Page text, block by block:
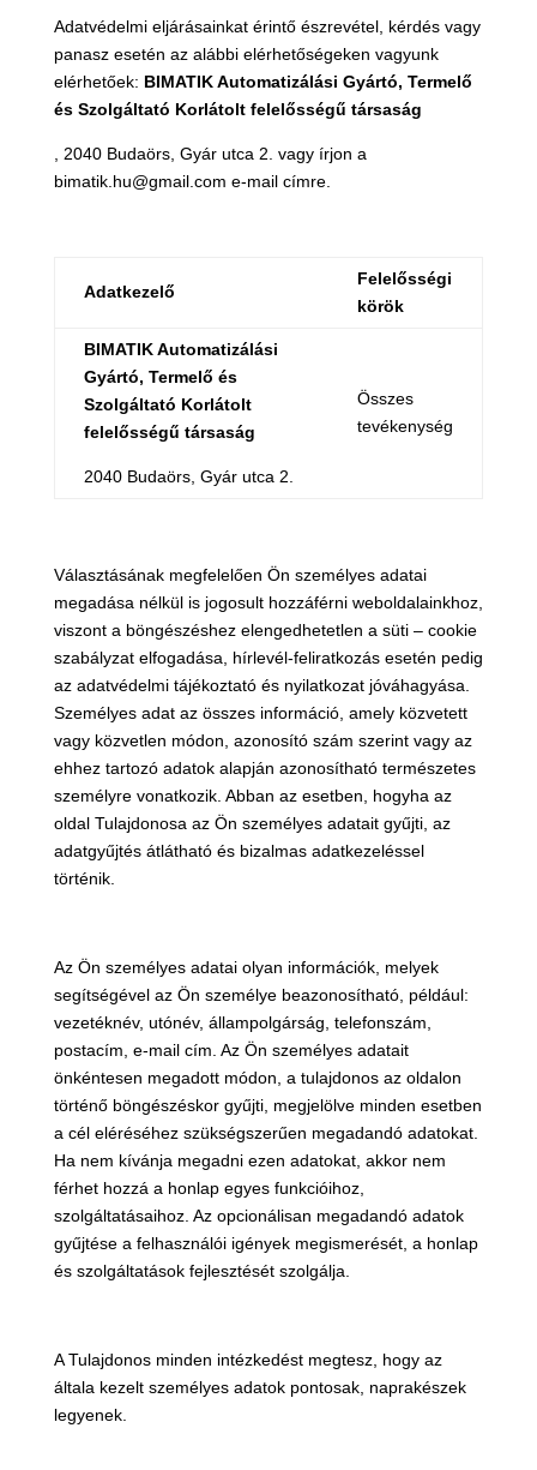
Adatvédelmi eljárásainkat érintő észrevétel, kérdés vagy
panasz esetén az alábbi elérhetőségeken vagyunk
elérhetőek: BIMATIK Automatizálási Gyártó, Termelő
és Szolgáltató Korlátolt felelősségű társaság
, 2040 Budaörs, Gyár utca 2. vagy írjon a
bimatik.hu@gmail.com e-mail címre.
Adatkezelő
Felelősségi
körök
BIMATIK Automatizálási
Gyártó, Termelő és
Szolgáltató Korlátolt
felelősségű társaság
2040 Budaörs, Gyár utca 2.
Összes
tevékenység
Választásának megfelelően Ön személyes adatai
megadása nélkül is jogosult hozzáférni weboldalainkhoz,
viszont a böngészéshez elengedhetetlen a süti – cookie
szabályzat elfogadása, hírlevél-feliratkozás esetén pedig
az adatvédelmi tájékoztató és nyilatkozat jóváhagyása.
Személyes adat az összes információ, amely közvetett
vagy közvetlen módon, azonosító szám szerint vagy az
ehhez tartozó adatok alapján azonosítható természetes
személyre vonatkozik. Abban az esetben, hogyha az
oldal Tulajdonosa az Ön személyes adatait gyűjti, az
adatgyűjtés átlátható és bizalmas adatkezeléssel
történik.
Az Ön személyes adatai olyan információk, melyek
segítségével az Ön személye beazonosítható, például:
vezetéknév, utónév, állampolgárság, telefonszám,
postacím, e-mail cím. Az Ön személyes adatait
önkéntesen megadott módon, a tulajdonos az oldalon
történő böngészéskor gyűjti, megjelölve minden esetben
a cél eléréséhez szükségszerűen megadandó adatokat.
Ha nem kívánja megadni ezen adatokat, akkor nem
férhet hozzá a honlap egyes funkcióihoz,
szolgáltatásaihoz. Az opcionálisan megadandó adatok
gyűjtése a felhasználói igények megismerését, a honlap
és szolgáltatások fejlesztését szolgálja.
A Tulajdonos minden intézkedést megtesz, hogy az
általa kezelt személyes adatok pontosak, naprakészek
legyenek.